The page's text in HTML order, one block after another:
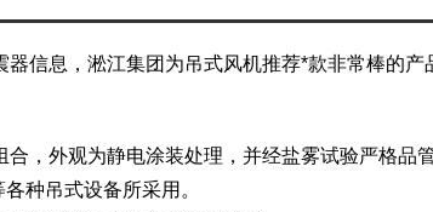
信息，淞江集团为吊式风机推荐*款非常棒的
，外观为静电涂装处理，并经盐雾试验严格品
种吊式设备所采用。